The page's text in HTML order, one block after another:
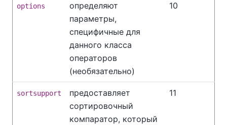
options
определяют
параметры,
специфичные для
данного класса
операторов
(необязательно)
10
sortsupport
предоставляет
сортировочный
компаратор, который
11